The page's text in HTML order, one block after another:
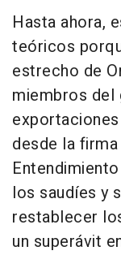
Hasta ahora,
teóricos
estrecho de
miembros del
desde la
los saudíes y
restablecer
un superávit